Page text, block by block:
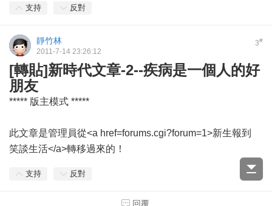
支持 反對
3#
靜竹林
2011-7-14 23:26:12
[轉貼]新時代文章-2--疾病是一個人的好
朋友
***** 版主模式 *****
此文章是管理員從<a href=forums.cgi?forum=1>新生報到
笑談生活</a>轉移過來的！
支持 反對
回覆